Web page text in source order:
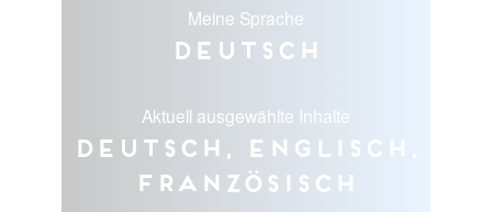
Meine Sprache
Deutsch
Aktuell ausgewählte Inhalte
Deutsch, Englisch,
Französisch